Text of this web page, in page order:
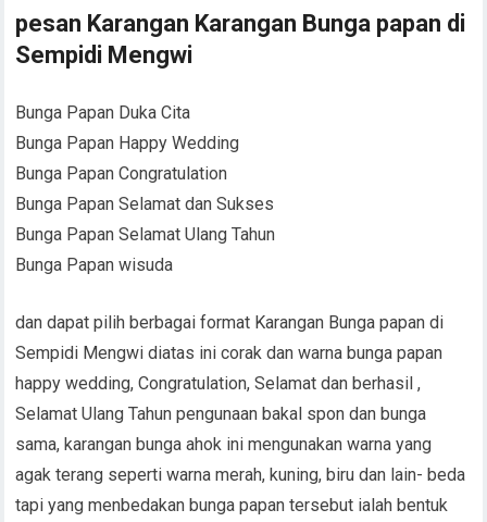
pesan Karangan Karangan Bunga papan di
Sempidi Mengwi
Bunga Papan Duka Cita
Bunga Papan Happy Wedding
Bunga Papan Congratulation
Bunga Papan Selamat dan Sukses
Bunga Papan Selamat Ulang Tahun
Bunga Papan wisuda
dan dapat pilih berbagai format Karangan Bunga papan di
Sempidi Mengwi diatas ini corak dan warna bunga papan
happy wedding, Congratulation, Selamat dan berhasil ,
Selamat Ulang Tahun pengunaan bakal spon dan bunga
sama, karangan bunga ahok ini mengunakan warna yang
agak terang seperti warna merah, kuning, biru dan lain- beda
tapi yang menbedakan bunga papan tersebut ialah bentuk